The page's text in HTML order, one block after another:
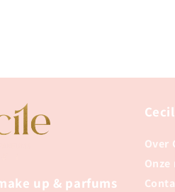
up & parfums
Over